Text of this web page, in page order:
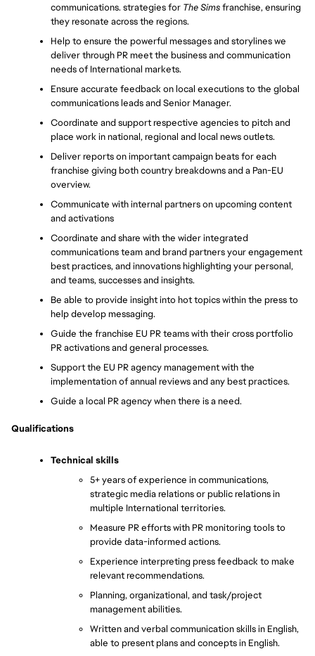
communications. strategies for The Sims franchise, ensuring
they resonate across the regions.
Help to ensure the powerful messages and storylines we
deliver through PR meet the business and communication
needs of International markets.
Ensure accurate feedback on local executions to the global
communications leads and Senior Manager.
Coordinate and support respective agencies to pitch and
place work in national, regional and local news outlets.
Deliver reports on important campaign beats for each
franchise giving both country breakdowns and a Pan-EU
overview.
Communicate with internal partners on upcoming content
and activations
Coordinate and share with the wider integrated
communications team and brand partners your engagement
best practices, and innovations highlighting your personal,
and teams, successes and insights.
Be able to provide insight into hot topics within the press to
help develop messaging.
Guide the franchise EU PR teams with their cross portfolio
PR activations and general processes.
Support the EU PR agency management with the
implementation of annual reviews and any best practices.
Guide a local PR agency when there is a need.
Qualifications
Technical skills
5+ years of experience in communications,
strategic media relations or public relations in
multiple International territories.
Measure PR efforts with PR monitoring tools to
provide data-informed actions.
Experience interpreting press feedback to make
relevant recommendations.
Planning, organizational, and task/project
management abilities.
Written and verbal communication skills in English,
able to present plans and concepts in English.